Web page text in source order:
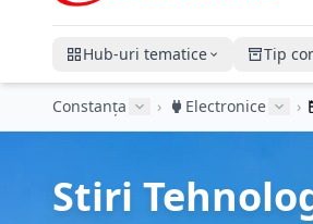
Hub-uri tematice Tip
Constanța › Electronice ›
Stiri